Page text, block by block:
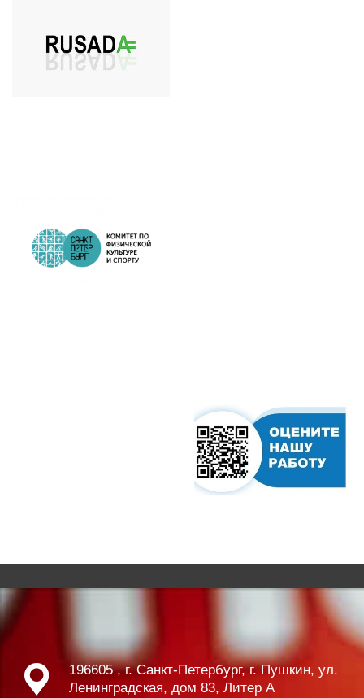
196605 , г. Санкт-Петербург, г. Пушкин, ул.
Ленинградская, дом 83, Литер А